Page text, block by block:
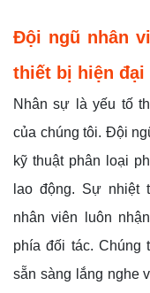
Đội ngũ nhân
thiết bị hiện đại
Nhân sự là yếu tố
của chúng tôi. Đội
kỹ thuật phân loại
lao động. Sự nhiệt
nhân viên luôn
phía đối tác. Chúng
sẵn sàng lắng nghe